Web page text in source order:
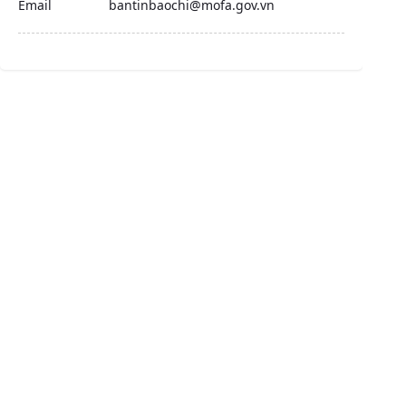
Email bantinbaochi@mofa.gov.vn